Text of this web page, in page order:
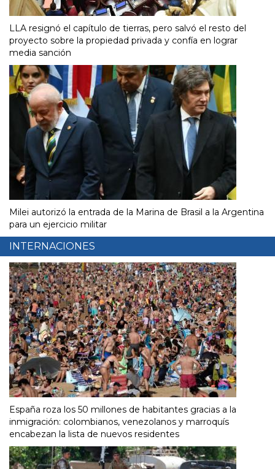
LLA resignó el capítulo de tierras, pero salvó el resto del
proyecto sobre la propiedad privada y confía en lograr
media sanción
Milei autorizó la entrada de la Marina de Brasil a la Argentina
para un ejercicio militar
INTERNACIONES
España roza los 50 millones de habitantes gracias a la
inmigración: colombianos, venezolanos y marroquís
encabezan la lista de nuevos residentes